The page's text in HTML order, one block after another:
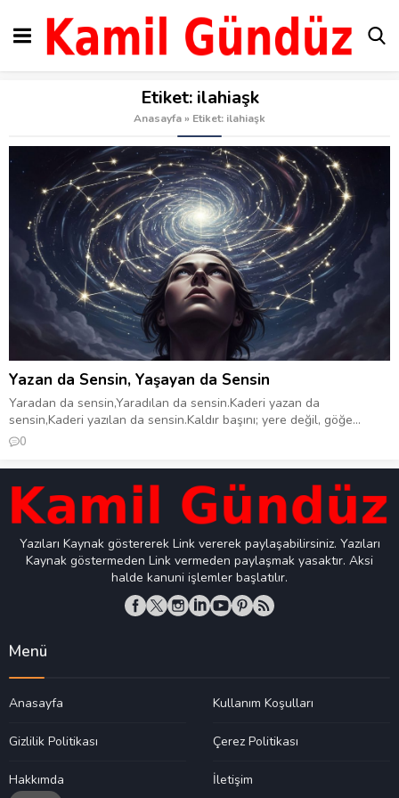
Etiket: ilahiaşk
Anasayfa» Etiket: ilahiaşk
Yazan da Sensin, Yaşayan da Sensin
Yaradan da sensin,‎Yaradılan da sensin.‎Kaderi yazan da
sensin,‎Kaderi yazılan da sensin.‎‎Kaldır başını; yere değil, göğe...
0
Yazıları Kaynak göstererek Link vererek paylaşabilirsiniz. Yazıları
Kaynak göstermeden Link vermeden paylaşmak yasaktır. Aksi
halde kanuni işlemler başlatılır.
Menü
Anasayfa Kullanım Koşulları
Gizlilik Politikası Çerez Politikası
Hakkımda İletişim